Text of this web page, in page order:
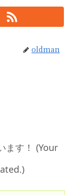
oldman
ます！ (Your